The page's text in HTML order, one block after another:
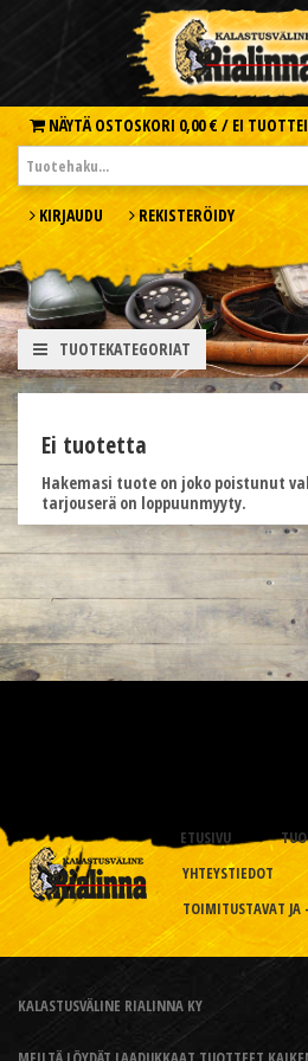
NÄYTÄ OSTOSKORI 0,00 € / EI
KIRJAUDU REKISTERÖIDY
TUOTEKATEGORIAT
Ei tuotetta
Hakemasi tuote on joko poistunut
tarjouserä on loppuunmyyty.
ETUSIVU
YHTEYSTIEDOT
TOIMITUSTAVAT JA
KALASTUSVÄLINE RIALINNA KY